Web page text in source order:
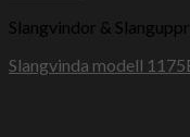
Slangvindor &
Slangvinda modell